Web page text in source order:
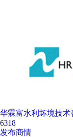
华霖富水利坏境技术
6318
发布商情